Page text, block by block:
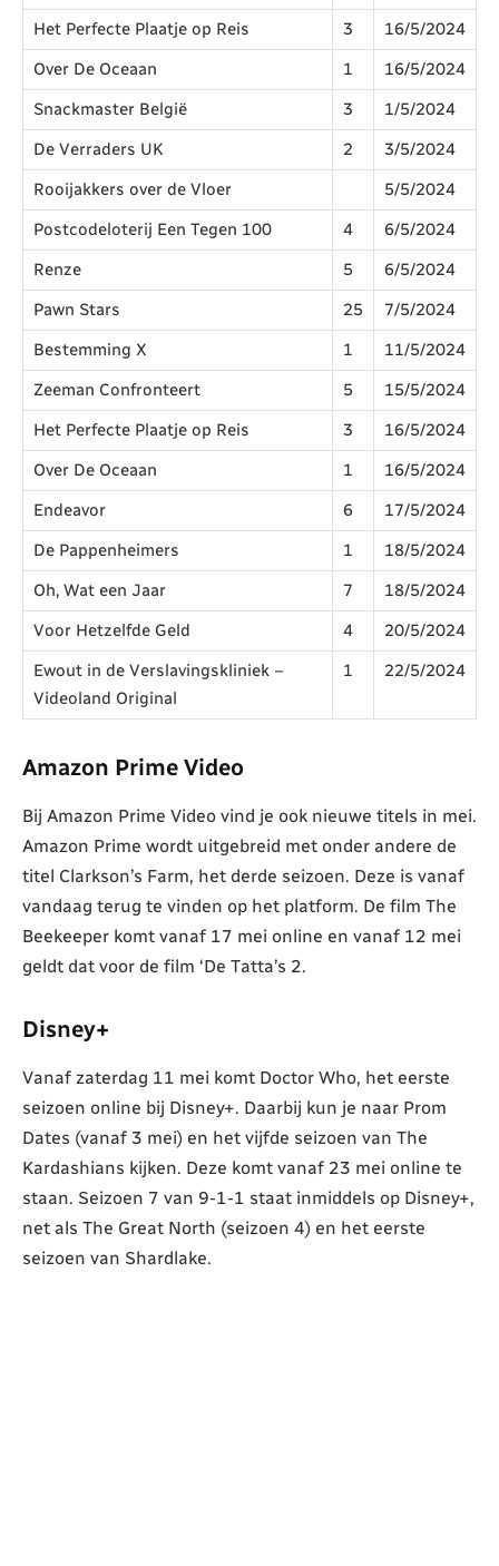
Het Perfecte Plaatje op Reis
3
16/5/2024
Over De Oceaan
1
16/5/2024
Snackmaster België
3
1/5/2024
De Verraders UK
2
3/5/2024
Rooijakkers over de Vloer
5/5/2024
Postcodeloterij Een Tegen 100
4
6/5/2024
Renze
5
6/5/2024
Pawn Stars
25
7/5/2024
Bestemming X
1
11/5/2024
Zeeman Confronteert
5
15/5/2024
Het Perfecte Plaatje op Reis
3
16/5/2024
Over De Oceaan
1
16/5/2024
Endeavor
6
17/5/2024
De Pappenheimers
1
18/5/2024
Oh, Wat een Jaar
7
18/5/2024
Voor Hetzelfde Geld
4
20/5/2024
Ewout in de Verslavingskliniek –
Videoland Original
1 22/5/2024
Amazon Prime Video
Bij Amazon Prime Video vind je ook nieuwe titels in mei.
Amazon Prime wordt uitgebreid met onder andere de
titel Clarkson’s Farm, het derde seizoen. Deze is vanaf
vandaag terug te vinden op het platform. De film The
Beekeeper komt vanaf 17 mei online en vanaf 12 mei
geldt dat voor de film ‘De Tatta’s 2.
Disney+
Vanaf zaterdag 11 mei komt Doctor Who, het eerste
seizoen online bij Disney+. Daarbij kun je naar Prom
Dates (vanaf 3 mei) en het vijfde seizoen van The
Kardashians kijken. Deze komt vanaf 23 mei online te
staan. Seizoen 7 van 9-1-1 staat inmiddels op Disney+,
net als The Great North (seizoen 4) en het eerste
seizoen van Shardlake.